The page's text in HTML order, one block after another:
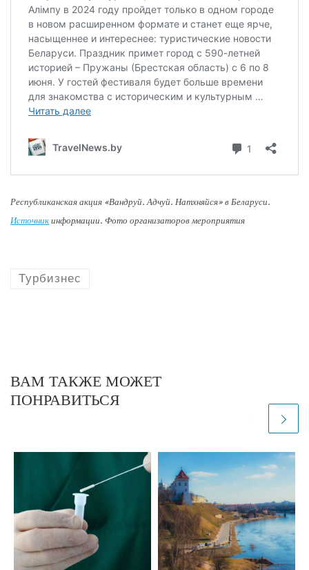
Республиканская акция «Вандруй. Адчуй. Натхняйся» в Беларуси.
Источник информации. Фото организаторов мероприятия
Турбизнес
ВАМ ТАКЖЕ МОЖЕТ
ПОНРАВИТЬСЯ